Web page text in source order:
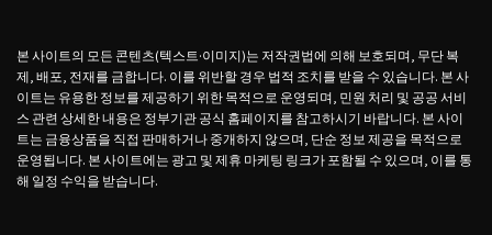
본 사이트의 모든 콘텐츠(텍스트·이미지)는 저작권법에 의해 보호되며, 무단 복
제, 배포, 전재를 금합니다. 이를 위반할 경우 법적 조치를 받을 수 있습니다. 본 사
이트는 유용한 정보를 제공하기 위한 목적으로 운영되며, 민원 처리 및 공공 서비
스 관련 상세한 내용은 정부기관 공식 홈페이지를 참고하시기 바랍니다. 본 사이
트는 금융상품을 직접 판매하거나 중개하지 않으며, 단순 정보 제공을 목적으로
운영됩니다. 본 사이트에는 광고 및 제휴 마케팅 링크가 포함될 수 있으며, 이를 통
해 일정 수익을 받습니다.